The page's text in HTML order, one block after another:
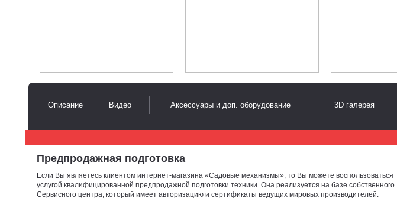
Предпродажная подготовка
Если Вы являетесь клиентом интернет-магазина «Садовые механизмы», то Вы можете воспользоваться
услугой квалифицированной предпродажной подготовки техники. Она реализуется на базе собственного
Сервисного центра, который имеет авторизацию и сертификаты ведущих мировых производителей.
Описание Видео Аксессуары и доп. оборудование 3D галерея